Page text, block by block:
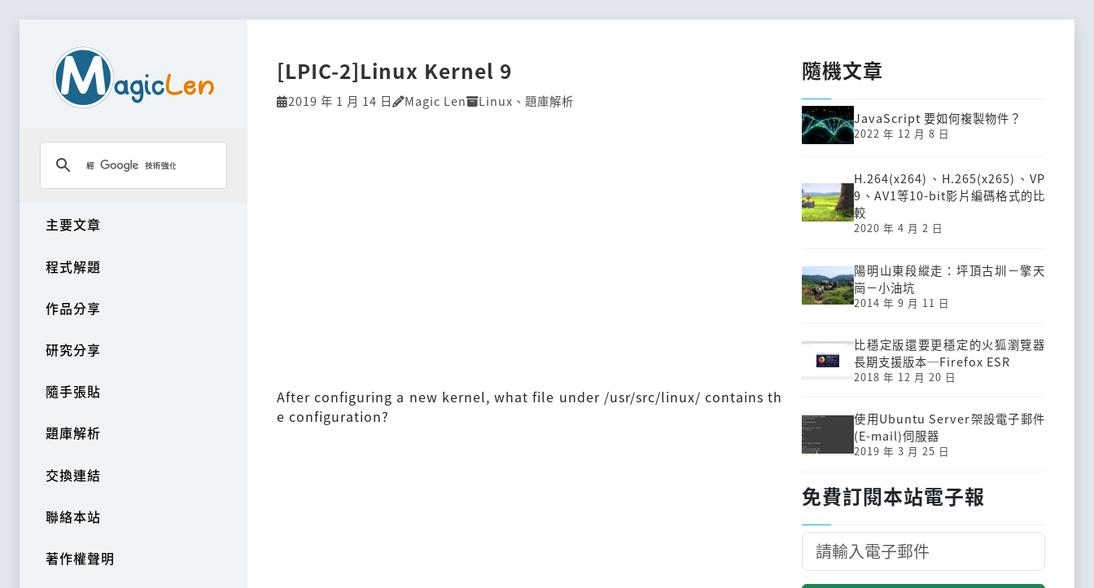
主要文章
程式解題
作品分享
研究分享
隨手張貼
題庫解析
交換連結
聯絡本站
著作權聲明
[LPIC-2]Linux Kernel 9
2019 年 1 月 14 日 Magic Len Linux 、 題庫解析
After configuring a new kernel, what file under /usr/src/linux/ contains th
e configuration?
隨機文章
JavaScript 要如何複製物件？
2022 年 12 月 8 日
H.264(x264)、H.265(x265)、VP
9、AV1等10-bit影片編碼格式的比
較
2020 年 4 月 2 日
陽明山東段縱走：坪頂古圳－擎天
崗－小油坑
2014 年 9 月 11 日
比穩定版還要更穩定的火狐瀏覽器
長期支援版本─Firefox ESR
2018 年 12 月 20 日
使用Ubuntu Server架設電子郵件
(E-mail)伺服器
2019 年 3 月 25 日
免費訂閱本站電子報